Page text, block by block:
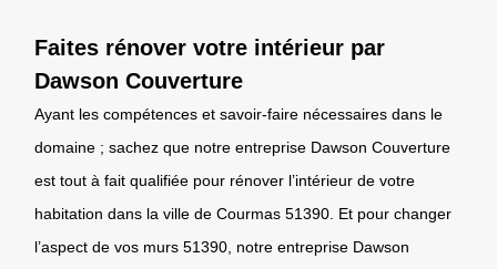
Faites rénover votre intérieur par
Dawson Couverture
Ayant les compétences et savoir-faire nécessaires dans le
domaine ; sachez que notre entreprise Dawson Couverture
est tout à fait qualifiée pour rénover l’intérieur de votre
habitation dans la ville de Courmas 51390. Et pour changer
l’aspect de vos murs 51390, notre entreprise Dawson